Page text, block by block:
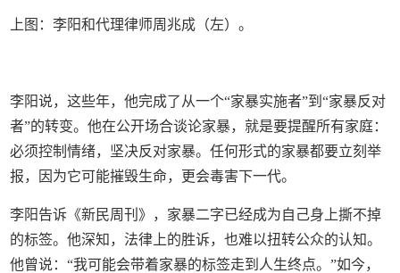
上图：李阳和代理律师周兆成（左）。
李阳说，这些年，他完成了从一个“家暴实施者”到“家暴反对
者”的转变。他在公开场合谈论家暴，就是要提醒所有家庭：
必须控制情绪，坚决反对家暴。任何形式的家暴都要立刻举
报，因为它可能摧毁生命，更会毒害下一代。
李阳告诉《新民周刊》，家暴二字已经成为自己身上撕不掉
的标签。他深知，法律上的胜诉，也难以扭转公众的认知。
他曾说：“我可能会带着家暴的标签走到人生终点。”如今，